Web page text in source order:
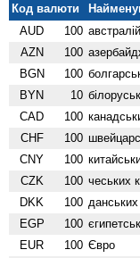
Код валюти
AUD
100
AZN 100
BGN 100
BYN 10
CAD 100
CHF 100
CNY 100
CZK 100 чеських
DKK 100
EGP 100
EUR 100 Євро